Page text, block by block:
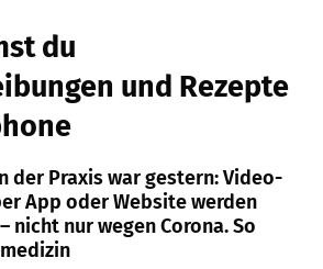
du
und Rezepte
der Praxis war gestern: Video-
App oder Website werden
nicht nur wegen Corona. So